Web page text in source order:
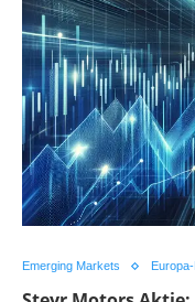
Emerging Markets